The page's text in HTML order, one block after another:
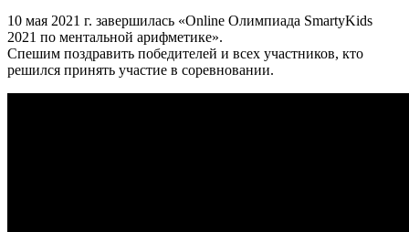
10 мая 2021 г. завершилась «Online Олимпиада SmartyKids
2021 по ментальной арифметике».
Спешим поздравить победителей и всех участников, кто
решился принять участие в соревновании.